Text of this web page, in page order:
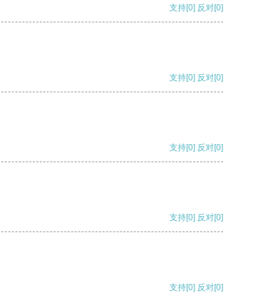
支持[0] 反对[0]
支持[0] 反对[0]
支持[0] 反对[0]
支持[0] 反对[0]
支持[0] 反对[0]